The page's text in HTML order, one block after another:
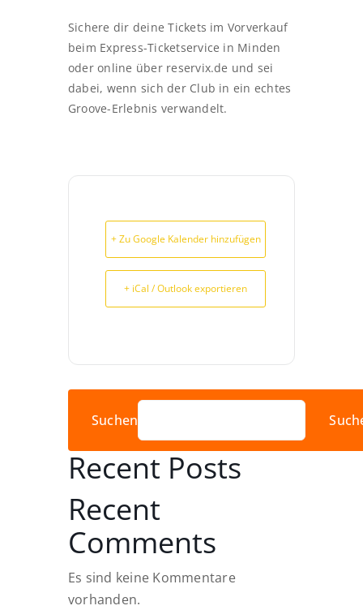
Sichere dir deine Tickets im Vorverkauf
beim Express-Ticketservice in Minden
oder online über reservix.de und sei
dabei, wenn sich der Club in ein echtes
Groove-Erlebnis verwandelt.
+ Zu Google Kalender hinzufügen
+ iCal / Outlook exportieren
Suchen
Recent Posts
Recent
Comments
Es sind keine Kommentare
vorhanden.